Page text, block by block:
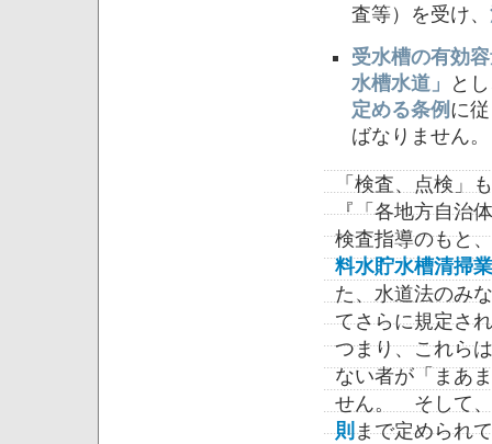
査等）を受け、
受水槽の有効
水槽水道」
と
定める条例 に
ばなりません。
「検査、点検」
『「各地方自治
検査指導のもと
料水貯水槽清掃
た、水道法のみ
てさらに規定さ
つまり、これら
ない者が「まあ
せん。 そして、
則まで定められ